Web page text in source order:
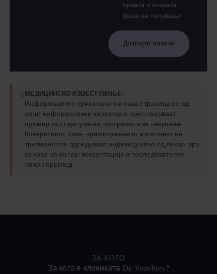
првата и втората
фаза на лекување
Дознајте повеќе
⚕️МЕДИЦИНСКО ИЗВЕСТУВАЊЕ:
Информациите прикажани на оваа страница се од
општ информативен карактер и претставуваат
пример за структура на програмата за лекување.
Конкретниот план, времетраењето и составот на
третманот се одредуваат индивидуално од лекар, врз
основа на онлајн консултација и последователен
личен преглед.
ЗА КОГО
За кого е клиниката Dr. Vorobjev?